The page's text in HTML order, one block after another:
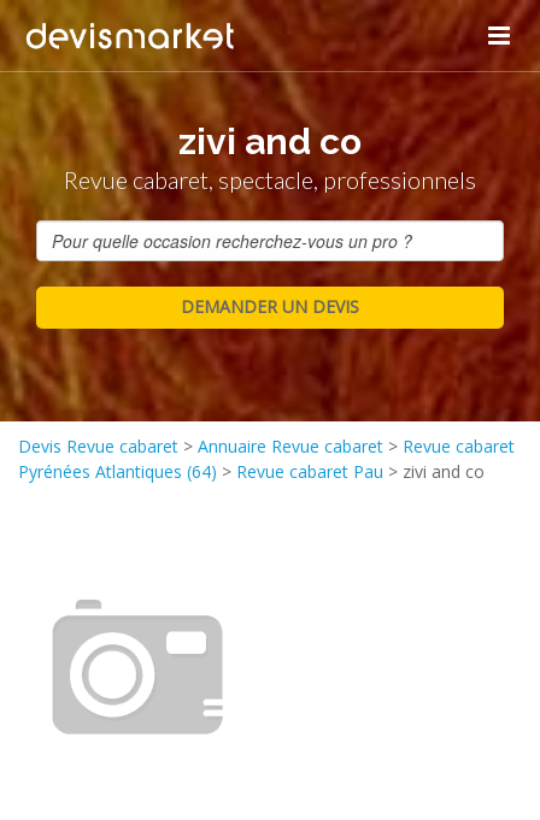
zivi and co
Revue cabaret, spectacle, professionnels
Devis Revue cabaret > Annuaire Revue cabaret > Revue cabaret
Pyrénées Atlantiques (64) > Revue cabaret Pau > zivi and co